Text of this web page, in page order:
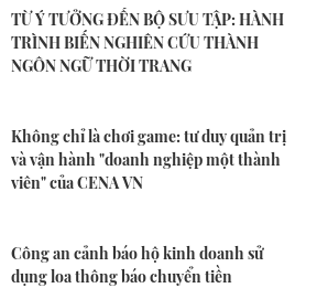
TỪ Ý TƯỞNG ĐẾN BỘ SƯU TẬP: HÀNH
TRÌNH BIẾN NGHIÊN CỨU THÀNH
NGÔN NGỮ THỜI TRANG
Không chỉ là chơi game: tư duy quản trị
và vận hành "doanh nghiệp một thành
viên" của CENA VN
Công an cảnh báo hộ kinh doanh sử
dụng loa thông báo chuyển tiền